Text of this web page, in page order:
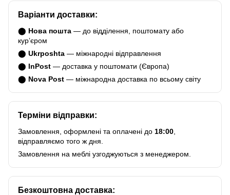
Варіанти доставки:
⬤ Нова пошта — до відділення, поштомату або
курʼєром
⬤ Ukrposhta — міжнародні відправлення
⬤ InPost — доставка у поштомати (Європа)
⬤ Nova Post — міжнародна доставка по всьому світу
Терміни відправки:
Замовлення, оформлені та оплачені до 18:00
відправляємо того ж дня.
Замовлення на меблі узгоджуються з менеджером.
Безкоштовна доставка: